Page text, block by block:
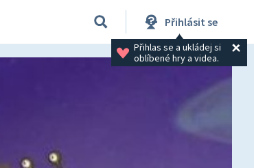
Přihlásit se
Přihlas se a ukládej si
oblíbené hry a videa.